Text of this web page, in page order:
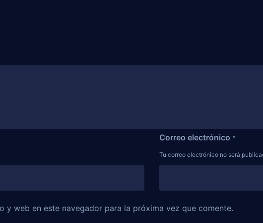
Correo electrónico *
Tu correo electrónico no será
y web en este navegador para la próxima vez que comente.